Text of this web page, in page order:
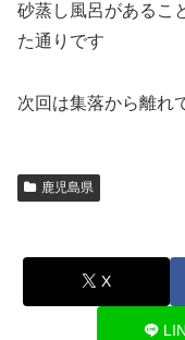
砂蒸し風呂があるこ
た通りです
次回は集落から離れ
鹿児島県
X